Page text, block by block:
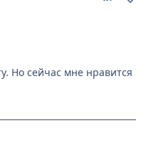
Но сейчас мне нравится